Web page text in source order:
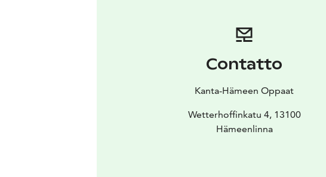
Contatto
Kanta-Hämeen Oppaat
Wetterhoffinkatu 4, 13100
Hämeenlinna